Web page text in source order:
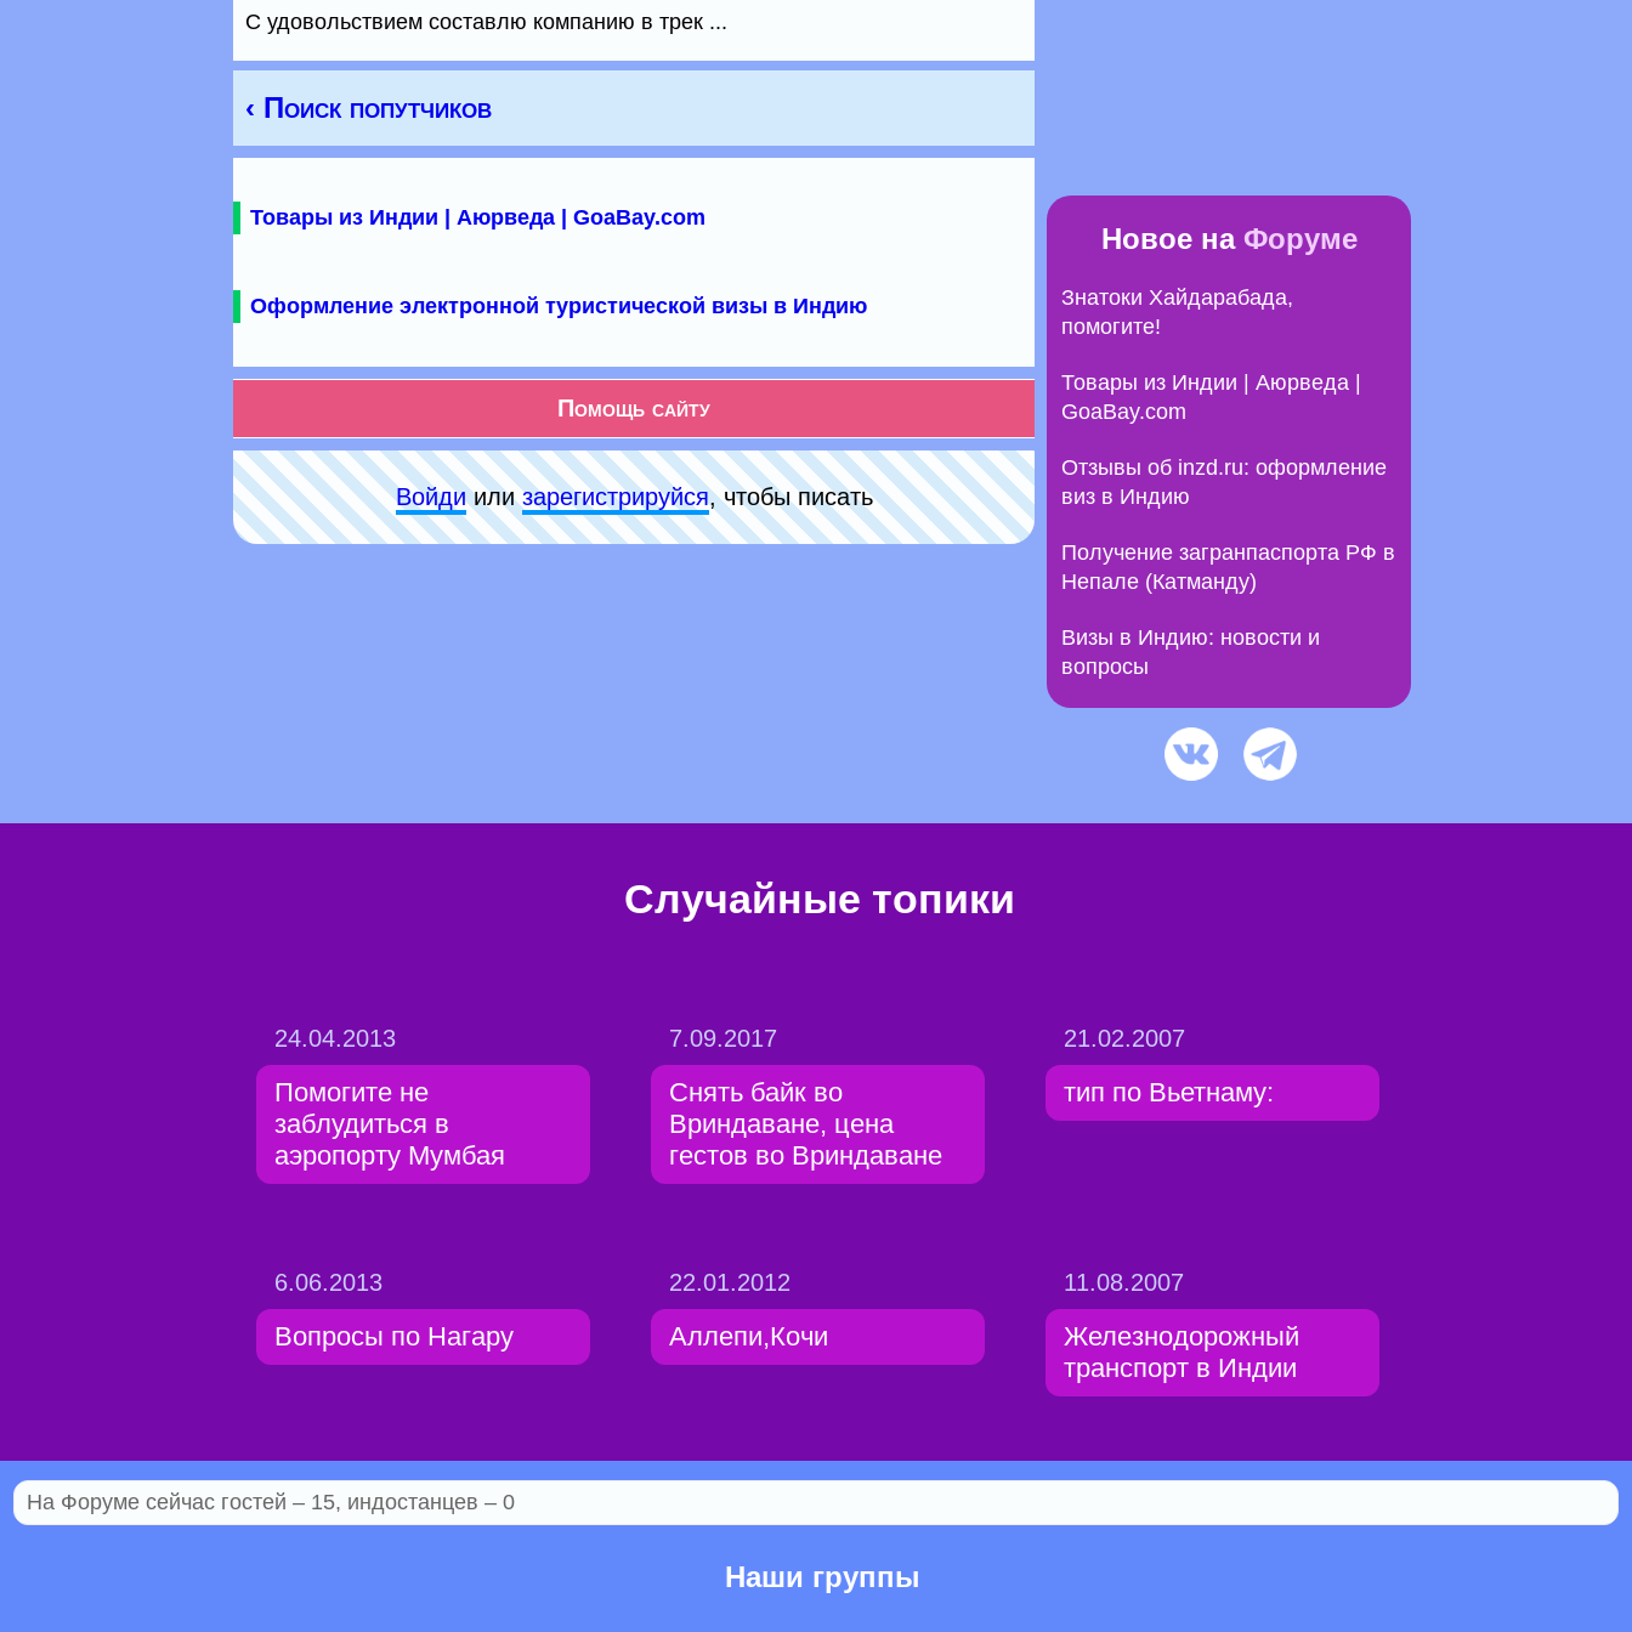
С удовольствием составлю компанию в трек ...
‹ Поиск попутчиков
Товары из Индии | Аюрведа | GoaBay.com
Оформление электронной туристической визы в Индию
Помощь сайту
Войдиилизарeгиcтpируйся, чтобы писать
Новое на Форуме
Знатоки Хайдарабада,
помогите!
Товары из Индии | Аюрведа |
GoaBay.com
Отзывы об inzd.ru: оформление
виз в Индию
Получение загранпаспорта РФ в
Непале (Катманду)
Визы в Индию: новости и
вопросы
Случайные топики
24.04.2013
Помогите не
заблудиться в
аэропорту Мумбая
7.09.2017
Снять байк во
Вриндаване, цена
гестов во Вриндаване
21.02.2007
тип по Вьетнаму:
6.06.2013
Вопросы по Нагару
22.01.2012
Аллепи,Кочи
11.08.2007
Железнодорожный
транспорт в Индии
На Форуме сейчас гостей – 15, индостанцев – 0
Наши группы